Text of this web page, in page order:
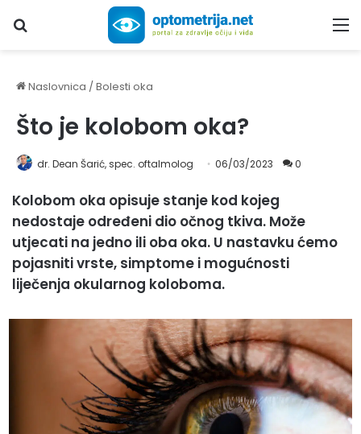
Upiši traženi pojam...
Naslovnica /Bolesti oka
Što je kolobom oka?
dr. Dean Šarić, spec. oftalmolog 06/03/2023 0
Kolobom oka opisuje stanje kod kojeg
nedostaje određeni dio očnog tkiva. Može
utjecati na jedno ili oba oka. U nastavku ćemo
pojasniti vrste, simptome i mogućnosti
liječenja okularnog koloboma.